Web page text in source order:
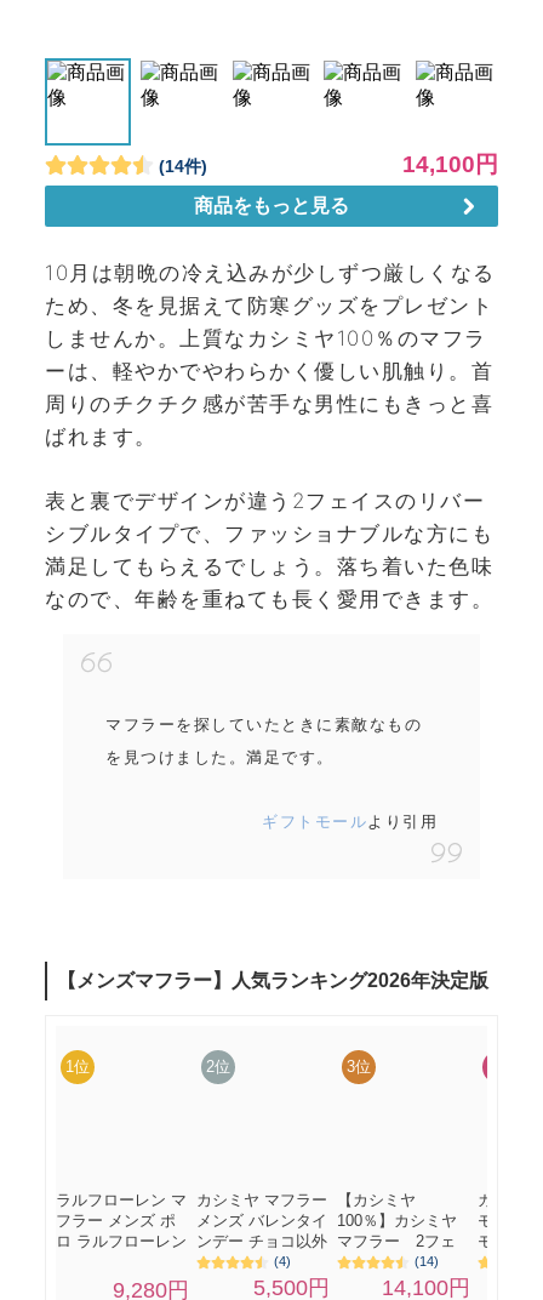
10月は朝晩の冷え込みが少しずつ厳しくなる
ため、冬を見据えて防寒グッズをプレゼント
しませんか。上質なカシミヤ100％のマフラ
ーは、軽やかでやわらかく優しい肌触り。首
周りのチクチク感が苦手な男性にもきっと喜
ばれます。
表と裏でデザインが違う2フェイスのリバー
シブルタイプで、ファッショナブルな方にも
満足してもらえるでしょう。落ち着いた色味
なので、年齢を重ねても長く愛用できます。
マフラーを探していたときに素敵なもの
を見つけました。満足です。
ギフトモールより引用